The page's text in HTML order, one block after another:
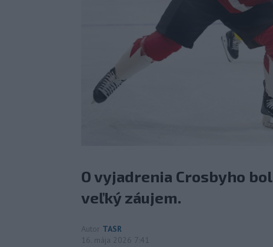
O vyjadrenia Crosbyho
veľký záujem.
Autor TASR
16. mája 2026 7:41